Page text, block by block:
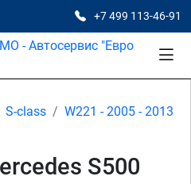
+7 499 113-46-91
S-class
W221 - 2005 - 2013
S500